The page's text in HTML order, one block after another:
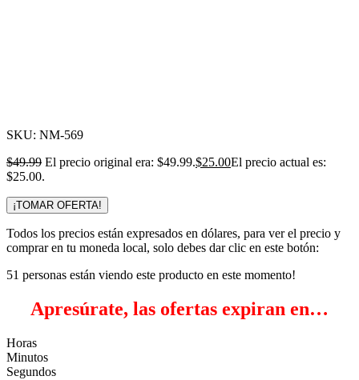
SKU: NM-569
$49.99 El precio original era: $49.99.$25.00El precio actual es:
$25.00.
¡TOMAR OFERTA!
Todos los precios están expresados en dólares, para ver el precio y
comprar en tu moneda local, solo debes dar clic en este botón:
51 personas están viendo este producto en este momento!
Apresúrate, las ofertas expiran en…
Horas
Minutos
Segundos